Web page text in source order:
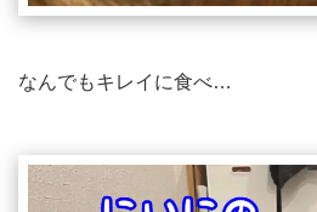
なんでもキレイに食べ…